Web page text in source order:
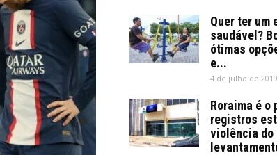
Quer ter um
saudável?
ótimas
e...
4 de julho de 2019
Roraima é o
registros
violência do